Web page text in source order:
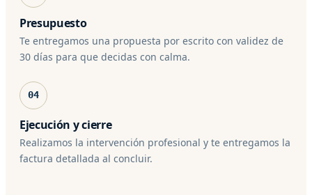
Presupuesto
Te entregamos una propuesta por escrito con validez de
30 días para que decidas con calma.
04
Ejecución y cierre
Realizamos la intervención profesional y te entregamos la
factura detallada al concluir.